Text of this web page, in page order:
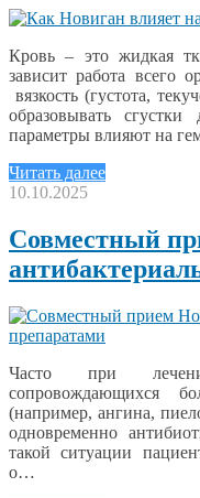
Кровь – это жидкая
зависит работа всего
вязкость (густота,
образовывать
параметры влияют на
Читать далее
10.10.2025
Совместный
Часто при
сопровождающихся
(например, ангина,
одновременно
такой ситуации
о…